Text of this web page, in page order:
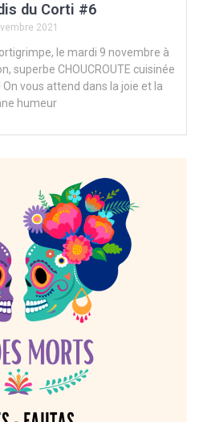
du Corti #6
2021
le mardi 9 novembre à
superbe CHOUCROUTE cuisinée
vous attend dans la joie et la
humeur